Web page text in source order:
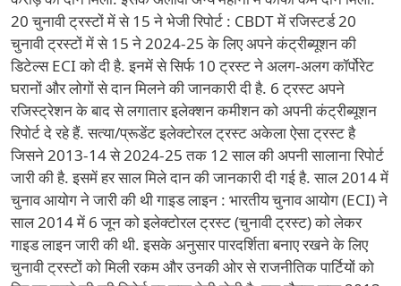
20 चुनावी ट्रस्टों में से 15 ने भेजी रिपोर्ट : CBDT में रजिस्टर्ड 20
चुनावी ट्रस्टों में से 15 ने 2024-25 के लिए अपने कंट्रीब्यूशन की
डिटेल्स ECI को दी है. इनमें से सिर्फ 10 ट्रस्ट ने अलग-अलग कॉर्पोरेट
घरानों और लोगों से दान मिलने की जानकारी दी है. 6 ट्रस्ट अपने
रजिस्ट्रेशन के बाद से लगातार इलेक्शन कमीशन को अपनी कंट्रीब्यूशन
रिपोर्ट दे रहे हैं. सत्या/प्रूडेंट इलेक्टोरल ट्रस्ट अकेला ऐसा ट्रस्ट है
जिसने 2013-14 से 2024-25 तक 12 साल की अपनी सालाना रिपोर्ट
जारी की है. इसमें हर साल मिले दान की जानकारी दी गई है. साल 2014 में
चुनाव आयोग ने जारी की थी गाइड लाइन : भारतीय चुनाव आयोग (ECI) ने
साल 2014 में 6 जून को इलेक्टोरल ट्रस्ट (चुनावी ट्रस्ट) को लेकर
गाइड लाइन जारी की थी. इसके अनुसार पारदर्शिता बनाए रखने के लिए
चुनावी ट्रस्टों को मिली रकम और उनकी ओर से राजनीतिक पार्टियों को